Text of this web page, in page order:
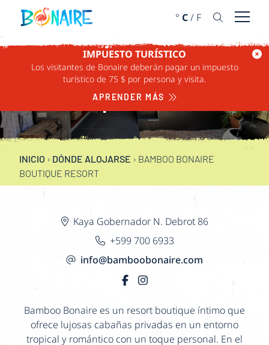
IR AL CONTENIDO
° C/ F Abrir
IMPUESTO TURÍSTICO
Los visitantes de Bonaire deberán pagar un impuesto
turístico de 75 $ por persona y visita.
APRENDER MÁS
BAMBOO BONAIRE
BOUTIQUE RESORT
INICIO › DÓNDE ALOJARSE › BAMBOO BONAIRE
BOUTIQUE RESORT
Kaya Gobernador N. Debrot 86
+599 700 6933
info@bamboobonaire.com
Bamboo Bonaire es un resort boutique íntimo que
ofrece lujosas cabañas privadas en un entorno
tropical y romántico con un toque personal. En el